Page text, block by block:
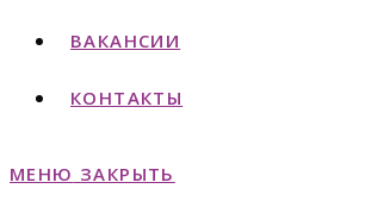
ВАКАНСИИ
КОНТАКТЫ
МЕНЮ ЗАКРЫТЬ